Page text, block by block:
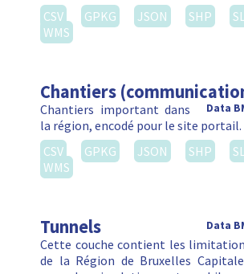
CSV
GPKG JSON SHP
WMS
Chantiers
Data
Chantiers important dans
la région, encodé pour le site portail.
CSV
GPKG JSON SHP
WMS
Tunnels Data
Cette couche contient les
de la Région de Bruxelles